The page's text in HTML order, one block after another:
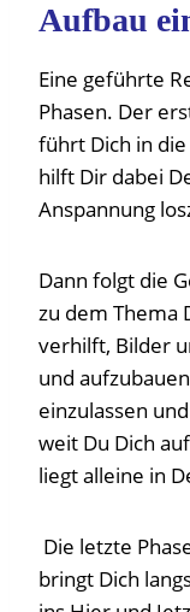
Aufbau
Eine geführte
Phasen. Der
führt Dich in
hilft Dir dabei
Anspannung
Dann folgt die
zu dem Thema
verhilft, Bilder
und
einzulassen
weit Du Dich
liegt alleine in
Die letzte
bringt Dich